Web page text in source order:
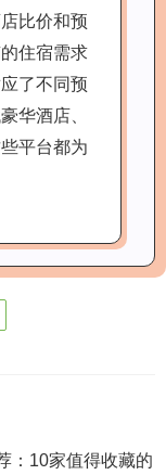
比价和预
住宿需求
了不同预
华酒店、
平台都为
：10家值得收藏的